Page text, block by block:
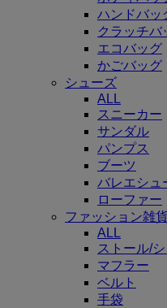
ハンドバッ
クラッチバ
エコバッグ
かごバッグ
シューズ
ALL
スニーカー
サンダル
パンプス
ブーツ
バレエシュ
ローファー
ファッション雑
ALL
ストール/
マフラー
ベルト
手袋